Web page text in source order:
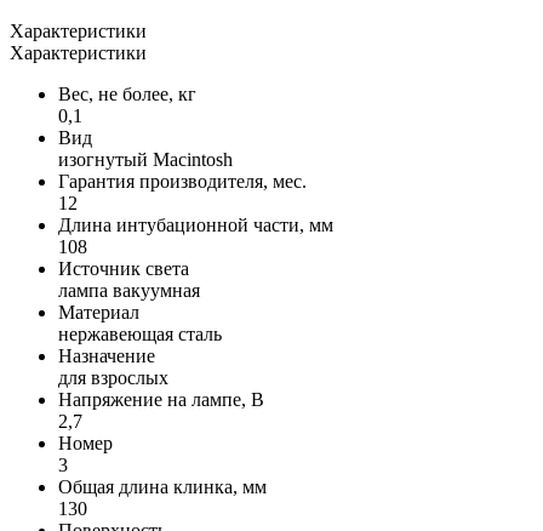
Характеристики
Характеристики
Вес, не более, кг
0,1
Вид
изогнутый Macintosh
Гарантия производителя, мес.
12
Длина интубационной части, мм
108
Источник света
лампа вакуумная
Материал
нержавеющая сталь
Назначение
для взрослых
Напряжение на лампе, В
2,7
Номер
3
Общая длина клинка, мм
130